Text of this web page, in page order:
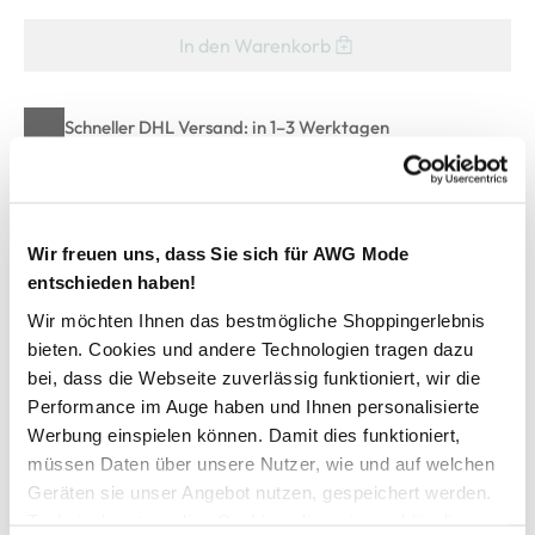
Wir freuen uns, dass Sie sich für AWG Mode
entschieden haben!
Wir möchten Ihnen das bestmögliche Shoppingerlebnis
bieten. Cookies und andere Technologien tragen dazu
bei, dass die Webseite zuverlässig funktioniert, wir die
Performance im Auge haben und Ihnen personalisierte
Werbung einspielen können. Damit dies funktioniert,
müssen Daten über unsere Nutzer, wie und auf welchen
Geräten sie unser Angebot nutzen, gespeichert werden.
In den Warenkorb
Schneller DHL Versand: in 1–3 Werktagen
Kostenfreie Rücksendung innerhalb 14 Tage
Baby Leggings mit Glitzerbund
bequeme Leggings von name it
mit elastischem Glitzerbund